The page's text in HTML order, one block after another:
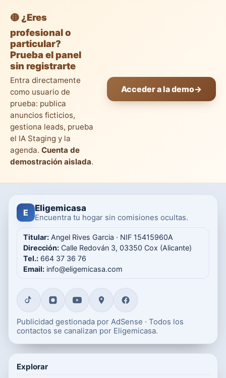
🟡 ¿Eres
profesional o
particular?
Prueba el panel
sin registrarte
Entra directamente
como usuario de
prueba: publica
anuncios ficticios,
gestiona leads, prueba
el IA Staging y la
agenda. Cuenta de
demostración aislada.
Acceder a la demo→
E Eligemicasa
Encuentra tu hogar sin comisiones ocultas.
Titular: Angel Rives Garcia · NIF 15415960A
Dirección: Calle Redován 3, 03350 Cox (Alicante)
Tel.: 664 37 36 76
Email: info@eligemicasa.com
Publicidad gestionada por AdSense · Todos los
contactos se canalizan por Eligemicasa.
Explorar